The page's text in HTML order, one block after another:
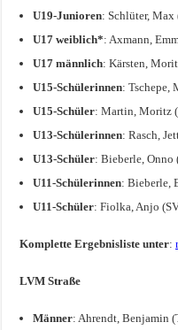
U19-Junioren: Schlüter,
U17 weiblich*: Axmann,
U17 männlich: Kärsten,
U15-Schülerinnen: Tschepe,
U15-Schüler: Martin, Moritz
U13-Schülerinnen: Rasch,
U13-Schüler: Bieberle, Onno
U11-Schülerinnen: Bieberle,
U11-Schüler: Fiolka, Anjo
Komplette Ergebnisliste unter:
LVM Straße
Männer: Ahrendt, Benjamin